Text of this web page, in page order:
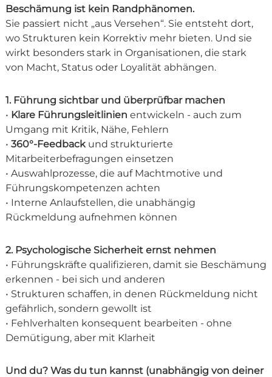
Beschämung ist kein Randphänomen.
Sie passiert nicht „aus Versehen“. Sie entsteht dort,
wo Strukturen kein Korrektiv mehr bieten. Und sie
wirkt besonders stark in Organisationen, die stark
von Macht, Status oder Loyalität abhängen.
1. Führung sichtbar und überprüfbar machen
• Klare Führungsleitlinien entwickeln - auch zum
Umgang mit Kritik, Nähe, Fehlern
• 360°-Feedbackund strukturierte
Mitarbeiterbefragungen einsetzen
• Auswahlprozesse, die auf Machtmotive und
Führungskompetenzen achten
• Interne Anlaufstellen, die unabhängig
Rückmeldung aufnehmen können
2. Psychologische Sicherheit ernst nehmen
• Führungskräfte qualifizieren, damit sie Beschämung
erkennen - bei sich und anderen
• Strukturen schaffen, in denen Rückmeldung nicht
gefährlich, sondern gewollt ist
• Fehlverhalten konsequent bearbeiten - ohne
Demütigung, aber mit Klarheit
Und du? Was du tun kannst (unabhängig von deiner